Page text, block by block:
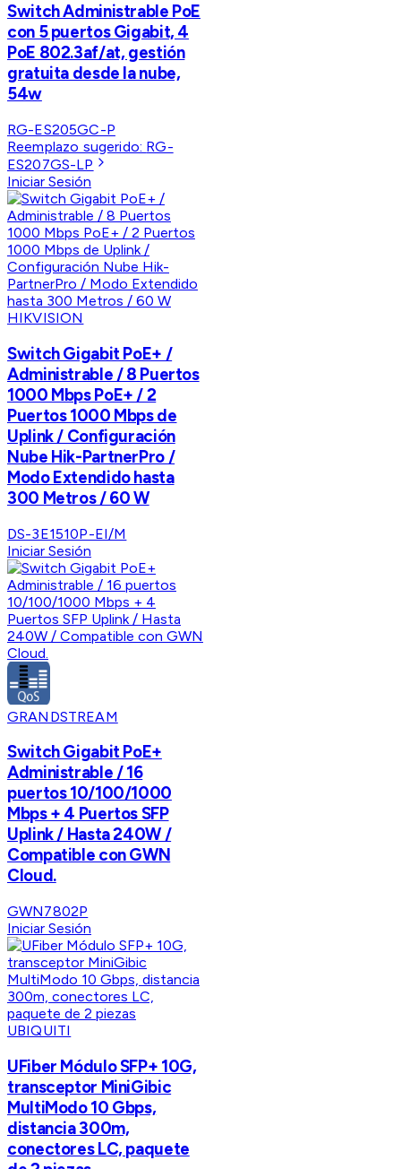
Switch Administrable PoE
con 5 puertos Gigabit, 4
PoE 802.3af/at, gestión
gratuita desde la nube,
54w
RG-ES205GC-P
Reemplazo sugerido: RG-
ES207GS-LP
Iniciar Sesión
HIKVISION
Switch Gigabit PoE+ /
Administrable / 8 Puertos
1000 Mbps PoE+ / 2
Puertos 1000 Mbps de
Uplink / Configuración
Nube Hik-PartnerPro /
Modo Extendido hasta
300 Metros / 60 W
DS-3E1510P-EI/M
Iniciar Sesión
GRANDSTREAM
Switch Gigabit PoE+
Administrable / 16
puertos 10/100/1000
Mbps + 4 Puertos SFP
Uplink / Hasta 240W /
Compatible con GWN
Cloud.
GWN7802P
Iniciar Sesión
UBIQUITI
UFiber Módulo SFP+ 10G,
transceptor MiniGibic
MultiModo 10 Gbps,
distancia 300m,
conectores LC, paquete